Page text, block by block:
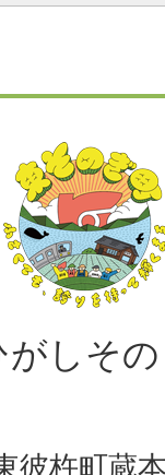
がしそ
彼杵町蔵